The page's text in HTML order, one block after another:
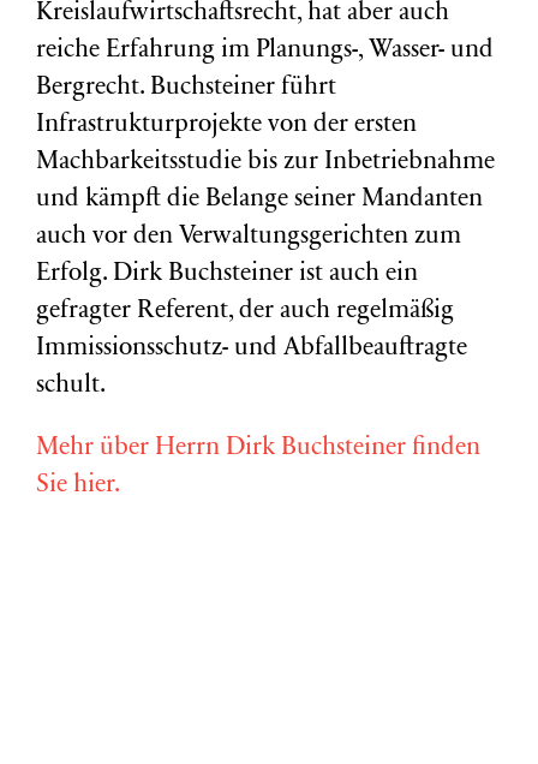
Kreislaufwirtschaftsrecht, hat aber auch
reiche Erfahrung im Planungs-, Wasser- und
Bergrecht. Buchsteiner führt
Infrastrukturprojekte von der ersten
Machbarkeitsstudie bis zur Inbetriebnahme
und kämpft die Belange seiner Mandanten
auch vor den Verwaltungsgerichten zum
Erfolg. Dirk Buchsteiner ist auch ein
gefragter Referent, der auch regelmäßig
Immissionsschutz- und Abfallbeauftragte
schult.
Mehr über Herrn Dirk Buchsteiner finden
Sie hier.